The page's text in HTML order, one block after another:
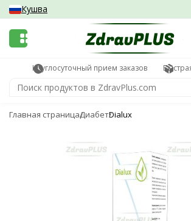
Кушва
Круглосуточный прием заказов
Главная страницаДиабетDialux